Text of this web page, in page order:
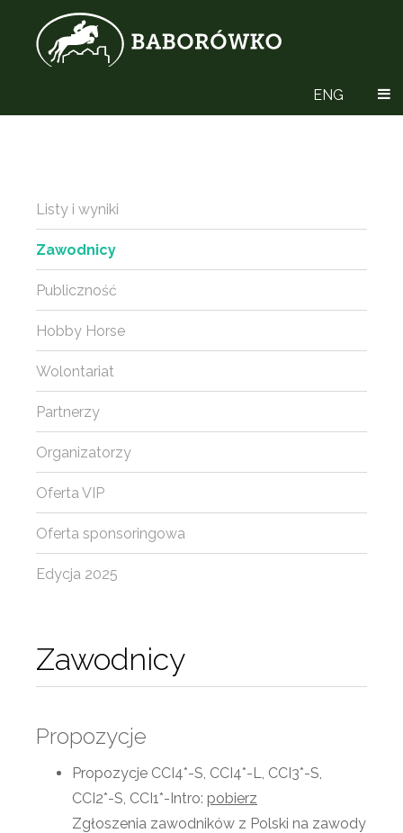
ENG
Zawodnicy
Propozycje
Propozycje CCI4*-S, CCI4*-L, CCI3*-S,
CCI2*-S, CCI1*-Intro: pobierz
Zgłoszenia zawodników z Polski na zawody
Listy i wyniki
Zawodnicy
Publiczność
Hobby Horse
Wolontariat
Partnerzy
Organizatorzy
Oferta VIP
Oferta sponsoringowa
Edycja 2025